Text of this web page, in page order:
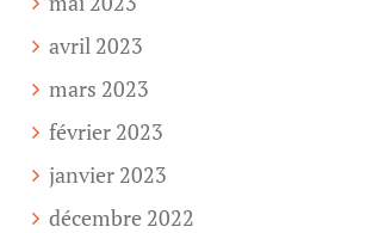
avril 2023
mars 2023
février 2023
janvier 2023
décembre 2022